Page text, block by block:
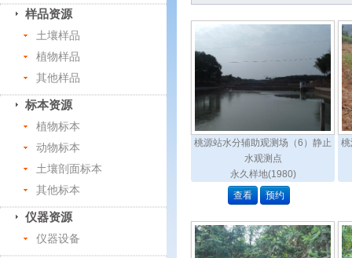
样品资源
土壤样品
植物样品
其他样品
标本资源
植物标本
动物标本
土壤剖面标本
其他标本
仪器资源
仪器设备
桃源站水分辅助观测场（6）静止
水观测点
永久样地(1980)
查看
预约